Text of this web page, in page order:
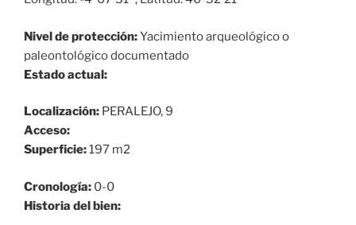
Nivel de protección:Yacimiento arqueológico o
paleontológico documentado
Estado actual:
Localización: PERALEJO, 9
Acceso:
Superficie:197 m2
Cronología: 0-0
Historia del bien: